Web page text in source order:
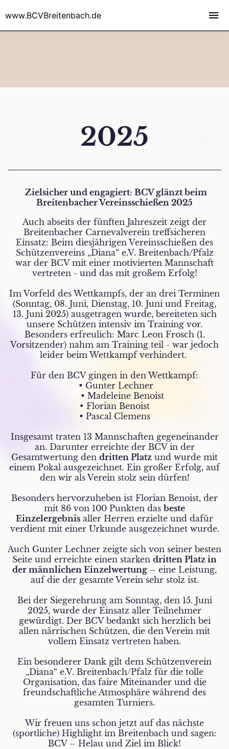
2025
Zielsicher und engagiert: BCV glänzt beim
Breitenbacher Vereinsschießen 2025
Auch abseits der fünften Jahreszeit zeigt der
Breitenbacher Carnevalverein treffsicheren
Einsatz: Beim diesjährigen Vereinsschießen des
Schützenvereins „Diana“ e.V. Breitenbach/Pfalz
war der BCV mit einer motivierten Mannschaft
vertreten - und das mit großem Erfolg!
Im Vorfeld des Wettkampfs, der an drei Terminen
(Sonntag, 08. Juni, Dienstag, 10. Juni und Freitag,
13. Juni 2025) ausgetragen wurde, bereiteten sich
unsere Schützen intensiv im Training vor.
Besonders erfreulich: Marc Leon Frosch (1.
Vorsitzender) nahm am Training teil - war jedoch
leider beim Wettkampf verhindert.
Für den BCV gingen in den Wettkampf:
• Gunter Lechner
• Madeleine Benoist
• Florian Benoist
• Pascal Clemens
Insgesamt traten 13 Mannschaften gegeneinander
an. Darunter erreichte der BCV in der
Gesamtwertung den dritten Platz und wurde mit
einem Pokal ausgezeichnet. Ein großer Erfolg, auf
den wir als Verein stolz sein dürfen!
Besonders hervorzuheben ist Florian Benoist, der
mit 86 von 100 Punkten das beste
Einzelergebnis aller Herren erzielte und dafür
verdient mit einer Urkunde ausgezeichnet wurde.
Auch Gunter Lechner zeigte sich von seiner besten
Seite und erreichte einen starken dritten Platz in
der männlichen Einzelwertung – eine Leistung,
auf die der gesamte Verein sehr stolz ist.
Bei der Siegerehrung am Sonntag, den 15. Juni
2025, wurde der Einsatz aller Teilnehmer
gewürdigt. Der BCV bedankt sich herzlich bei
allen närrischen Schützen, die den Verein mit
vollem Einsatz vertreten haben.
Ein besonderer Dank gilt dem Schützenverein
„Diana“ e.V. Breitenbach/Pfalz für die tolle
Organisation, das faire Miteinander und die
freundschaftliche Atmosphäre während des
gesamten Turniers.
Wir freuen uns schon jetzt auf das nächste
(sportliche) Highlight im Breitenbach und sagen:
BCV – Helau und Ziel im Blick!
www.BCVBreitenbach.de